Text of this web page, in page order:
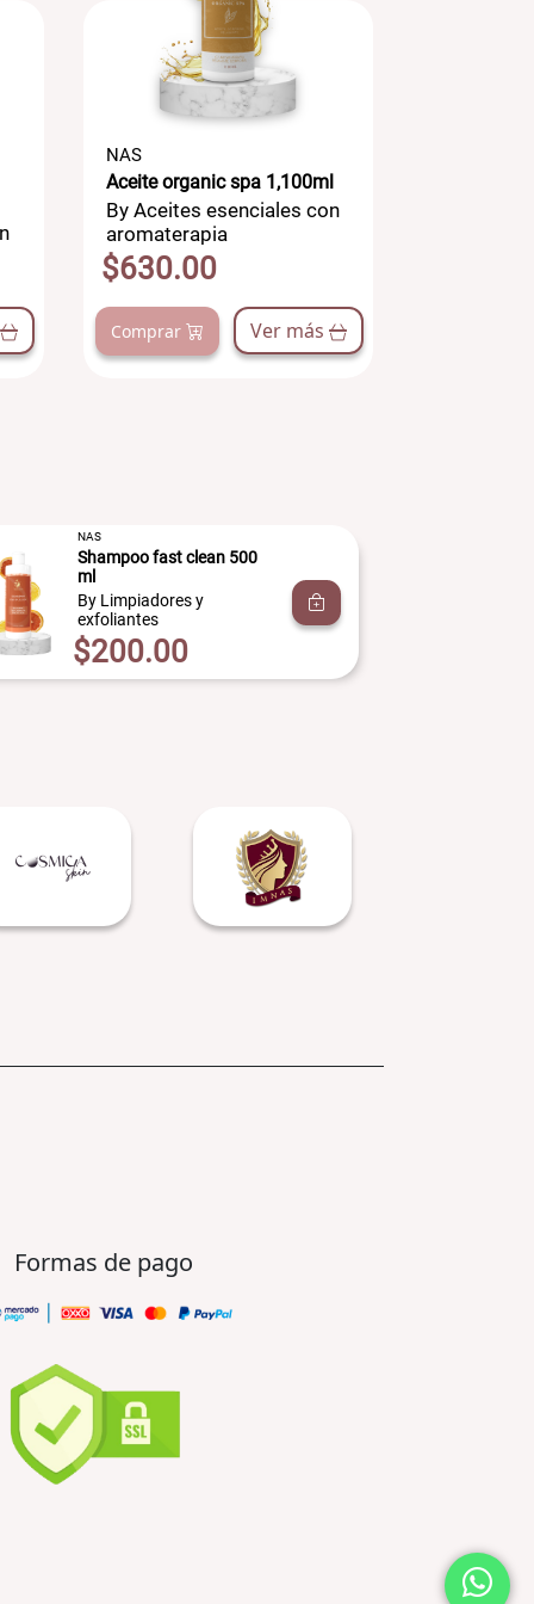
NAS
Aceite organic spa 1,100ml
By Aceites esenciales con
aromaterapia
$630.00
Comprar Ver más
NAS
Shampoo fast clean 500
ml
By Limpiadores y
exfoliantes
$200.00
Formas de pago